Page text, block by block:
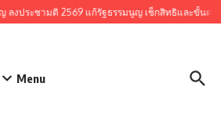
ลงประชามติ 2569 แก้รัฐธรรมนูญ เช็กสิทธิและขั้นตอ
Menu